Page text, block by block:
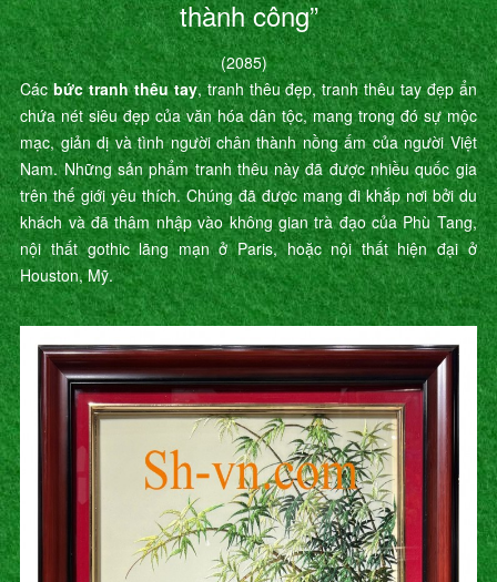
thành công”
(2085)
Cácbức tranh thêu tay, tranh thêu đẹp, tranh thêu tay đẹp ẩn
chứa nét siêu đẹp của văn hóa dân tộc, mang trong đó sự mộc
mạc, giản dị và tình người chân thành nồng ấm của người Việt
Nam. Những sản phẩm tranh thêu này đã được nhiều quốc gia
trên thế giới yêu thích. Chúng đã được mang đi khắp nơi bởi du
khách và đã thâm nhập vào không gian trà đạo của Phù Tang,
nội thất gothic lãng mạn ở Paris, hoặc nội thất hiện đại ở
Houston, Mỹ.